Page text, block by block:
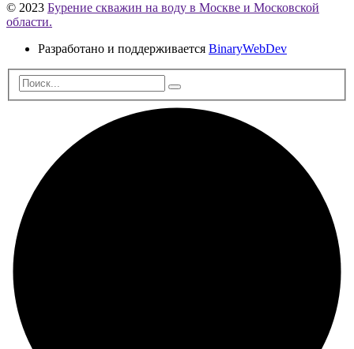
© 2023 Бурение скважин на воду в Москве и Московской
области.
Разработано и поддерживается BinaryWebDev